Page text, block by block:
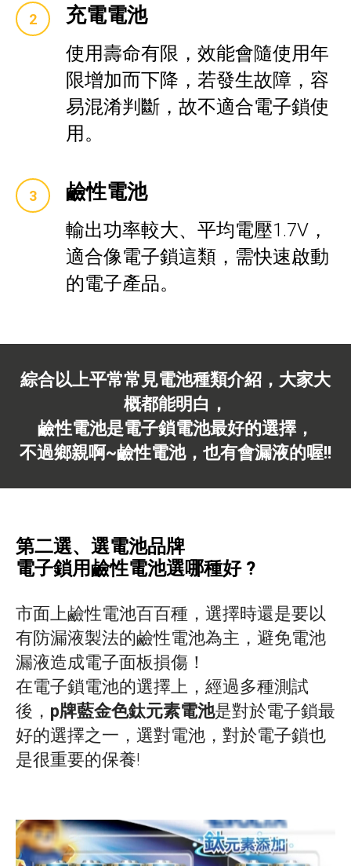
充電電池
使用壽命有限，效能會隨使用年
限增加而下降，若發生故障，容
易混淆判斷，故不適合電子鎖使
用。
鹼性電池
輸出功率較大、平均電壓1.7V，
適合像電子鎖這類，需快速啟動
的電子產品。
綜合以上平常常見電池種類介紹，大家大
概都能明白，
鹼性電池是電子鎖電池最好的選擇，
不過鄉親啊~鹼性電池，也有會漏液的喔!!
第二選、選電池品牌
電子鎖用鹼性電池選哪種好 ?
市面上鹼性電池百百種，選擇時還是要以
有防漏液製法的鹼性電池為主，避免電池
漏液造成電子面板損傷！
在電子鎖電池的選擇上，經過多種測試
後， p牌藍金色鈦元素電池是對於電子鎖最
好的選擇之一，選對電池，對於電子鎖也
是很重要的保養!